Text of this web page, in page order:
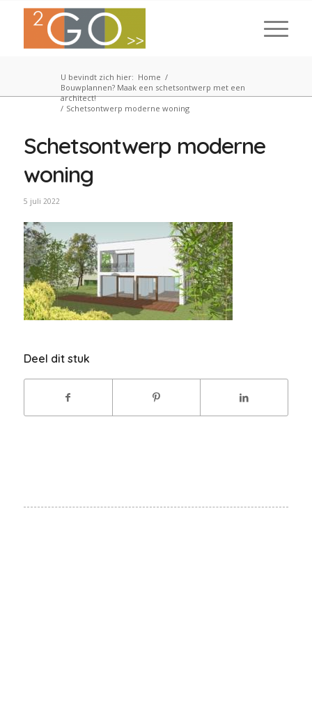
U bevindt zich hier: Home /
Bouwplannen? Maak een schetsontwerp met een
architect!
/ Schetsontwerp moderne woning
Schetsontwerp moderne
woning
5 juli 2022
Deel dit stuk